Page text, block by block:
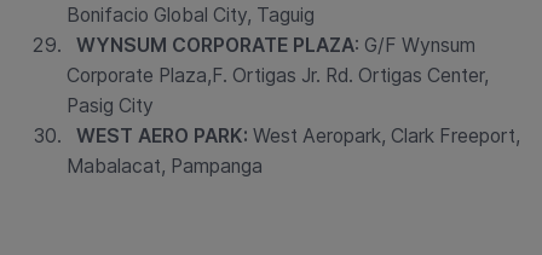
Bonifacio Global City, Taguig
WYNSUM CORPORATE PLAZA: G/F Wynsum
Corporate Plaza,F. Ortigas Jr. Rd. Ortigas Center,
Pasig City
WEST AERO PARK: West Aeropark, Clark Freeport,
Mabalacat, Pampanga